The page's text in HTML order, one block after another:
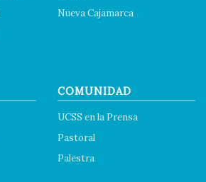
Nueva Cajamarca
COMUNIDAD
UCSS en la Prensa
Pastoral
Palestra